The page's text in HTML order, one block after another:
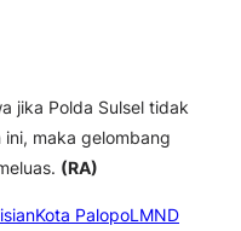
jika Polda Sulsel tidak
maka gelombang
(RA)
Kota PalopoLMND